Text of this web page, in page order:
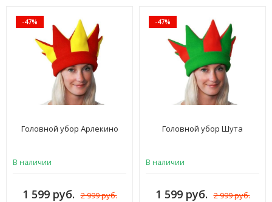
-47%
Головной убор Арлекино
В наличии
1 599 руб. 2 999 руб.
-47%
Головной убор Шута
В наличии
1 599 руб. 2 999 руб.